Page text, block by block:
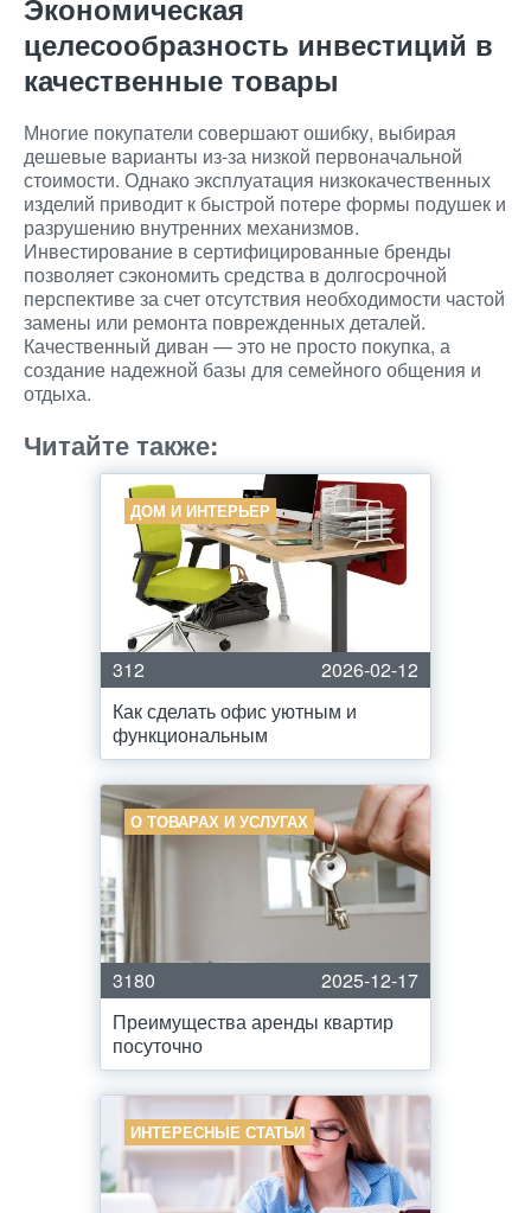
Экономическая
целесообразность инвестиций в
качественные товары
Многие покупатели совершают ошибку, выбирая
дешевые варианты из-за низкой первоначальной
стоимости. Однако эксплуатация низкокачественных
изделий приводит к быстрой потере формы подушек и
разрушению внутренних механизмов.
Инвестирование в сертифицированные бренды
позволяет сэкономить средства в долгосрочной
перспективе за счет отсутствия необходимости частой
замены или ремонта поврежденных деталей.
Качественный диван — это не просто покупка, а
создание надежной базы для семейного общения и
отдыха.
Читайте также:
ДОМ И ИНТЕРЬЕР
312
2026-02-12
Как сделать офис уютным и
функциональным
О ТОВАРАХ И УСЛУГАХ
3180
2025-12-17
Преимущества аренды квартир
посуточно
ИНТЕРЕСНЫЕ СТАТЬИ